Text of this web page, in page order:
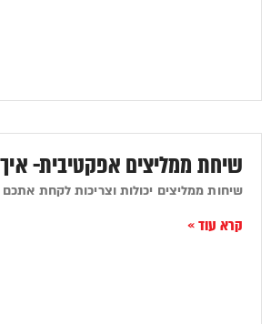
שיחת ממליצים אפקטיבית-
שיחות ממליצים יכולות וצריכות לקחת
קרא עוד »